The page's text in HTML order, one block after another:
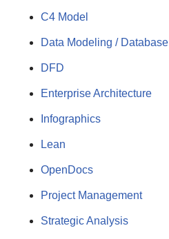
C4 Model
Data Modeling / Database
DFD
Enterprise Architecture
Infographics
Lean
OpenDocs
Project Management
Strategic Analysis